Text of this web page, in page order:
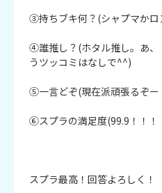
③持ちブキ何？(シャプマか
④誰推し？(ホタル推し。あ、
うツッコミはなしで^^)
⑤一言どぞ(現在派頑張るぞー
⑥スプラの満足度(99.9！！！
スプラ最高！回答よろしく！